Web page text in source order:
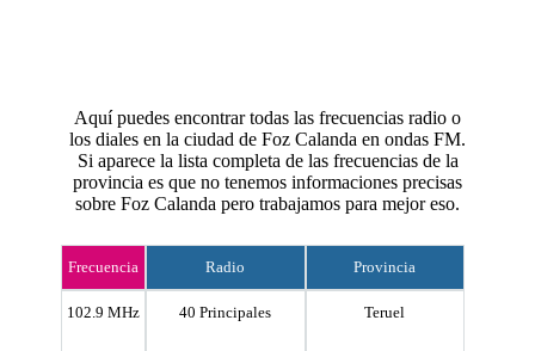
Aquí puedes encontrar todas las frecuencias radio o
los diales en la ciudad de Foz Calanda en ondas FM.
Si aparece la lista completa de las frecuencias de la
provincia es que no tenemos informaciones precisas
sobre Foz Calanda pero trabajamos para mejor eso.
Frecuencia Radio Provincia
102.9 MHz 40 Principales Teruel